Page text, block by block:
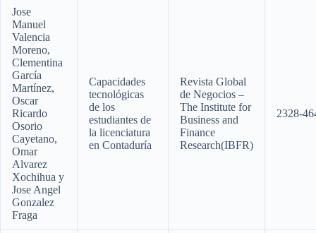
Jose
Manuel
Valencia
Moreno,
Clementina
García
Martínez,
Oscar
Ricardo
Osorio
Cayetano,
Omar
Alvarez
Xochihua y
Jose Angel
Gonzalez
Fraga
Capacidades
tecnológicas
de los
estudiantes de
la licenciatura
en Contaduría
Revista Global
de Negocios –
The Institute for
Business and
Finance
Research(IBFR)
2328-